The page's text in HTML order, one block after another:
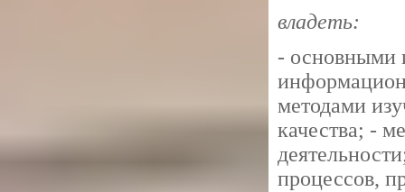
владеть:
- основными
методами
качества; -
процессов,